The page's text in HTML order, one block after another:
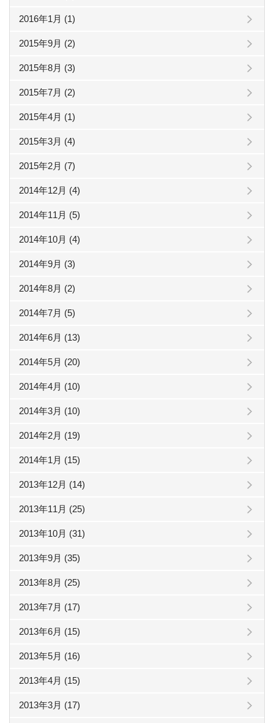
2016年1月 (1)
2015年9月 (2)
2015年8月 (3)
2015年7月 (2)
2015年4月 (1)
2015年3月 (4)
2015年2月 (7)
2014年12月 (4)
2014年11月 (5)
2014年10月 (4)
2014年9月 (3)
2014年8月 (2)
2014年7月 (5)
2014年6月 (13)
2014年5月 (20)
2014年4月 (10)
2014年3月 (10)
2014年2月 (19)
2014年1月 (15)
2013年12月 (14)
2013年11月 (25)
2013年10月 (31)
2013年9月 (35)
2013年8月 (25)
2013年7月 (17)
2013年6月 (15)
2013年5月 (16)
2013年4月 (15)
2013年3月 (17)